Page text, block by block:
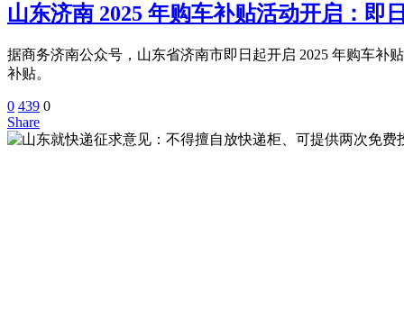
山东济南 2025 年购车补贴活动开启：即
据商务济南公众号，山东省济南市即日起开启 2025 年购车补
补贴。
0 439 0
Share